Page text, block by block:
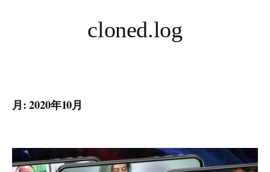
ス
プ
cloned.log
月:2020年10月